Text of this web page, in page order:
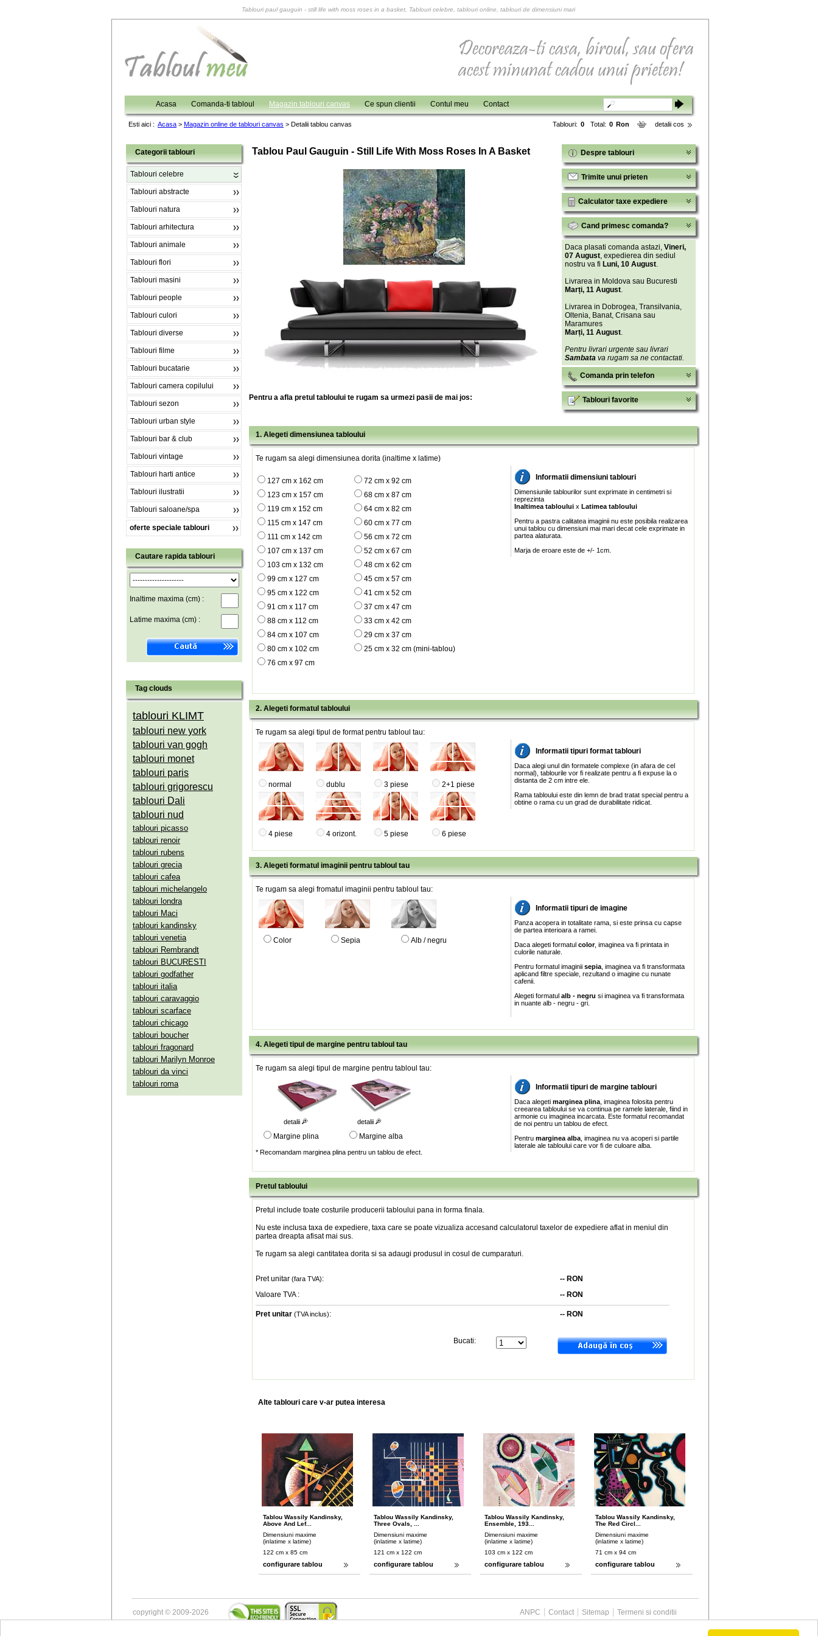
Tablouri paul gauguin - still life with moss roses in a basket, Tablouri celebre, tablouri online, tablouri de dimensiuni mari
Acasa Comanda-ti tabloul Magazin tablouri canvas Ce spun clientii Contul meu Contact
Esti aici : Acasa > Magazin online de tablouri canvas > Detalii tablou canvas detalii cos
Tablouri: 0 Total: 0 Ron
Categorii tablouri
Tablouri celebre
Tablouri abstracte
Tablouri natura
Tablouri arhitectura
Tablouri animale
Tablouri flori
Tablouri masini
Tablouri people
Tablouri culori
Tablouri diverse
Tablouri filme
Tablouri bucatarie
Tablouri camera copilului
Tablouri sezon
Tablouri urban style
Tablouri bar & club
Tablouri vintage
Tablouri harti antice
Tablouri ilustratii
Tablouri saloane/spa
oferte speciale tablouri
Cautare rapida tablouri
Inaltime maxima (cm) :
Latime maxima (cm) :
Tag clouds
tablouri KLIMT
tablouri new york
tablouri van gogh
tablouri monet
tablouri paris
tablouri grigorescu
tablouri Dali
tablouri nud
tablouri picasso
tablouri renoir
tablouri rubens
tablouri grecia
tablouri cafea
tablouri michelangelo
tablouri londra
tablouri Maci
tablouri kandinsky
tablouri venetia
tablouri Rembrandt
tablouri BUCURESTI
tablouri godfather
tablouri italia
tablouri caravaggio
tablouri scarface
tablouri chicago
tablouri boucher
tablouri fragonard
tablouri Marilyn Monroe
tablouri da vinci
tablouri roma
Tablou Paul Gauguin - Still Life With Moss Roses In A Basket Despre tablouri
Trimite unui prieten
Calculator taxe expediere
Cand primesc comanda?
Daca plasati comanda astazi, Vineri,
07 August, expedierea din sediul
nostru va fi Luni, 10 August.
Livrarea in Moldova sau Bucuresti
Marți, 11 August.
Livrarea in Dobrogea, Transilvania,
Oltenia, Banat, Crisana sau
Maramures
Marți, 11 August.
Pentru livrari urgente sau livrari
Sambata va rugam sa ne contactati.
Comanda prin telefon
Tablouri favorite
Pentru a afla pretul tabloului te rugam sa urmezi pasii de mai jos:
1. Alegeti dimensiunea tabloului
Te rugam sa alegi dimensiunea dorita (inaltime x latime)
127 cm x 162 cm
72 cm x 92 cm
123 cm x 157 cm
68 cm x 87 cm
119 cm x 152 cm
64 cm x 82 cm
115 cm x 147 cm
60 cm x 77 cm
111 cm x 142 cm
56 cm x 72 cm
107 cm x 137 cm
52 cm x 67 cm
103 cm x 132 cm
48 cm x 62 cm
99 cm x 127 cm
45 cm x 57 cm
95 cm x 122 cm
41 cm x 52 cm
91 cm x 117 cm
37 cm x 47 cm
88 cm x 112 cm
33 cm x 42 cm
84 cm x 107 cm
29 cm x 37 cm
80 cm x 102 cm
25 cm x 32 cm (mini-tablou)
76 cm x 97 cm
Informatii dimensiuni tablouri
Dimensiunile tablourilor sunt exprimate in centimetri si
reprezinta
Inaltimea tabloului x Latimea tabloului
Pentru a pastra calitatea imaginii nu este posibila realizarea
unui tablou cu dimensiuni mai mari decat cele exprimate in
partea alaturata.
Marja de eroare este de +/- 1cm.
2. Alegeti formatul tabloului
Te rugam sa alegi tipul de format pentru tabloul tau:
normal dublu 3 piese 2+1 piese
Informatii tipuri format tablouri
Daca alegi unul din formatele complexe (in afara de cel
normal), tablourile vor fi realizate pentru a fi expuse la o
distanta de 2 cm intre ele.
Rama tabloului este din lemn de brad tratat special pentru a
obtine o rama cu un grad de durabilitate ridicat.
4 piese 4 orizont. 5 piese 6 piese
3. Alegeti formatul imaginii pentru tabloul tau
Te rugam sa alegi fromatul imaginii pentru tabloul tau:
Color Sepia Alb / negru
Informatii tipuri de imagine
Panza acopera in totalitate rama, si este prinsa cu capse
de partea interioara a ramei.
Daca alegeti formatul color, imaginea va fi printata in
culorile naturale.
Pentru formatul imaginii sepia , imaginea va fi transformata
aplicand filtre speciale, rezultand o imagine cu nunate
cafenii.
Alegeti formatul alb - negru si imaginea va fi transformata
in nuante alb - negru - gri.
4. Alegeti tipul de margine pentru tabloul tau
Te rugam sa alegi tipul de margine pentru tabloul tau:
detalii detalii
Margine plina Margine alba
* Recomandam marginea plina pentru un tablou de efect.
Informatii tipuri de margine tablouri
Daca alegeti marginea plina , imaginea folosita pentru
creearea tabloului se va continua pe ramele laterale, fiind in
armonie cu imaginea incarcata. Este formatul recomandat
de noi pentru un tablou de efect.
Pentru marginea alba , imaginea nu va acoperi si partile
laterale ale tabloului care vor fi de culoare alba.
Pretul tabloului
Pretul include toate costurile producerii tabloului pana in forma finala.
Nu este inclusa taxa de expediere, taxa care se poate vizualiza accesand calculatorul taxelor de expediere aflat in meniul din
partea dreapta afisat mai sus.
Te rugam sa alegi cantitatea dorita si sa adaugi produsul in cosul de cumparaturi.
Pret unitar (fara TVA): -- RON
Valoare TVA : -- RON
Pret unitar (TVA inclus): -- RON
Bucati:
Alte tablouri care v-ar putea interesa
Tablou Wassily Kandinsky,
Above And Lef...
Dimensiuni maxime
(inlatime x latime)
122 cm x 85 cm
configurare tablou
Tablou Wassily Kandinsky,
Three Ovals, ...
Dimensiuni maxime
(inlatime x latime)
121 cm x 122 cm
configurare tablou
Tablou Wassily Kandinsky,
Ensemble, 193...
Dimensiuni maxime
(inlatime x latime)
103 cm x 122 cm
configurare tablou
Tablou Wassily Kandinsky,
The Red Circl...
Dimensiuni maxime
(inlatime x latime)
71 cm x 94 cm
configurare tablou
copyright © 2009-2026 ANPC Contact Sitemap Termeni si conditii